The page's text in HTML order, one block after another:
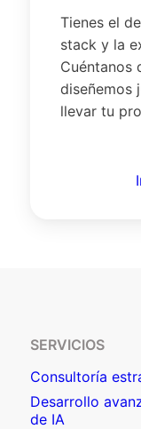
Tienes el
stack y la
Cuéntanos
diseñemos
llevar tu
SERVICIOS
Consultoría
Desarrollo
de IA